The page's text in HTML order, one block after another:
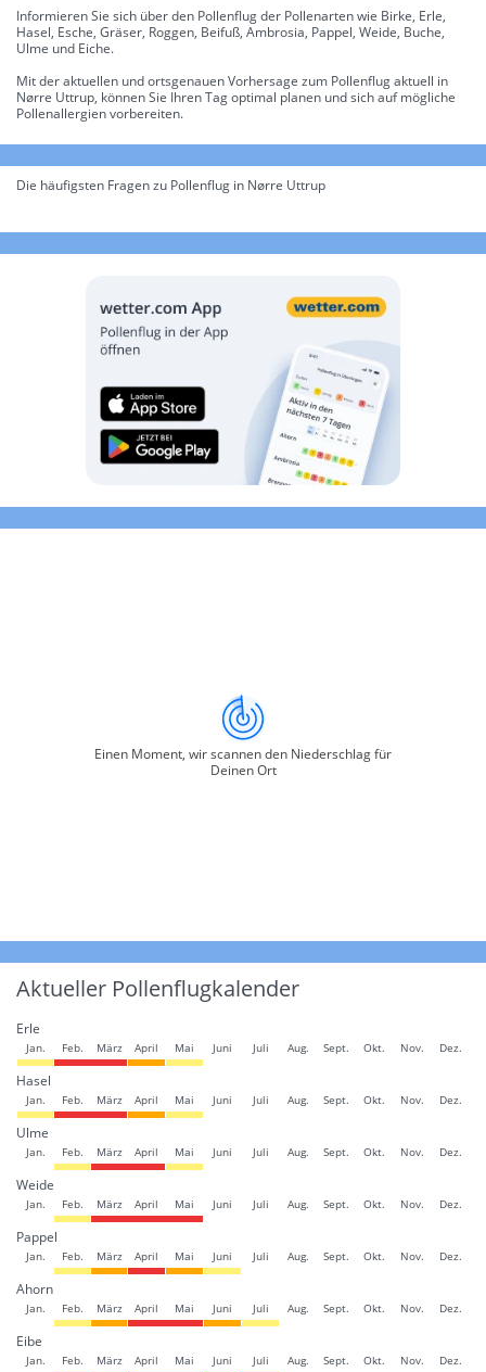
Informieren Sie sich über den Pollenflug der Pollenarten wie Birke, Erle,
Hasel, Esche, Gräser, Roggen, Beifuß, Ambrosia, Pappel, Weide, Buche,
Ulme und Eiche.
Mit der aktuellen und ortsgenauen Vorhersage zum Pollenflug aktuell in
Nørre Uttrup, können Sie Ihren Tag optimal planen und sich auf mögliche
Pollenallergien vorbereiten.
Die häufigsten Fragen zu Pollenflug in Nørre Uttrup
Einen Moment, wir scannen den Niederschlag für
Deinen Ort
Aktueller Pollenflugkalender
Erle
Jan. Feb. März April Mai Juni Juli Aug. Sept. Okt. Nov. Dez.
Hasel
Jan. Feb. März April Mai Juni Juli Aug. Sept. Okt. Nov. Dez.
Ulme
Jan. Feb. März April Mai Juni Juli Aug. Sept. Okt. Nov. Dez.
Weide
Jan. Feb. März April Mai Juni Juli Aug. Sept. Okt. Nov. Dez.
Pappel
Jan. Feb. März April Mai Juni Juli Aug. Sept. Okt. Nov. Dez.
Ahorn
Jan. Feb. März April Mai Juni Juli Aug. Sept. Okt. Nov. Dez.
Eibe
Jan. Feb. März April Mai Juni Juli Aug. Sept. Okt. Nov. Dez.